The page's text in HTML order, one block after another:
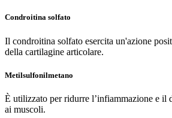
Condroitina solfato
Il condroitina solfato esercita un'azione
della cartilagine articolare.
Metilsulfonilmetano
È utilizzato per ridurre l’infiammazione e il
ai muscoli.